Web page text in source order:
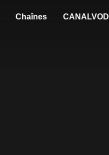
Chaînes CANALVOD